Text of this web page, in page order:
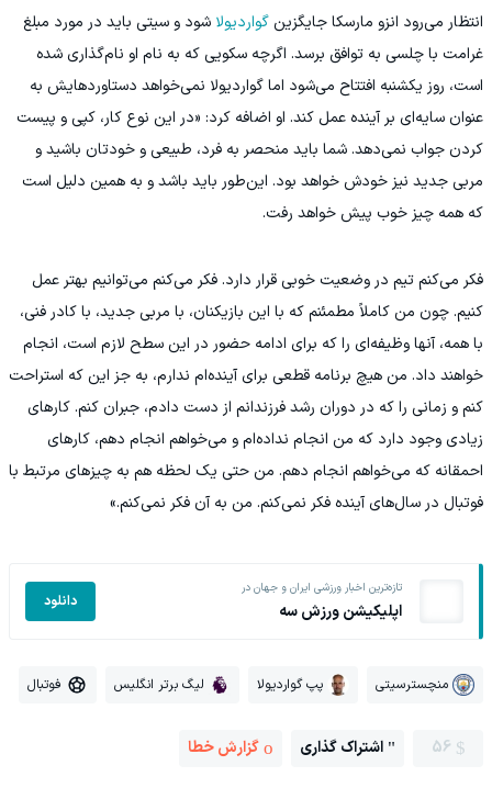
انتظار می‌رود انزو مارسکا جایگزین گواردیولا شود و سیتی باید در مورد مبلغ
غرامت با چلسی به توافق برسد. اگرچه سکویی که به نام او نام‌گذاری شده
است، روز یکشنبه افتتاح می‌شود اما گواردیولا نمی‌خواهد دستاوردهایش به
عنوان سایه‌ای بر آینده عمل کند. او اضافه کرد: «در این نوع کار، کپی و پیست
کردن جواب نمی‌دهد. شما باید منحصر به‌ فرد، طبیعی و خودتان باشید و
مربی جدید نیز خودش خواهد بود. این‌طور باید باشد و به همین دلیل است
که همه چیز خوب پیش خواهد رفت.
فکر می‌کنم تیم در وضعیت خوبی قرار دارد. فکر می‌کنم می‌توانیم بهتر عمل
کنیم. چون من کاملاً مطمئنم که با این بازیکنان، با مربی جدید، با کادر فنی،
با همه، آنها وظیفه‌ای را که برای ادامه حضور در این سطح لازم است، انجام
خواهند داد. من هیچ برنامه قطعی برای آینده‌ام ندارم، به جز این که استراحت
کنم و زمانی را که در دوران رشد فرزندانم از دست دادم، جبران کنم. کارهای
زیادی وجود دارد که من انجام نداده‌ام و می‌خواهم انجام دهم، کارهای
احمقانه که می‌خواهم انجام دهم. من حتی یک لحظه هم به چیزهای مرتبط با
فوتبال در سال‌های آینده فکر نمی‌کنم. من به آن فکر نمی‌کنم.»
تازه‌ترین اخبار ورزشی ایران و جهان در
اپلیکیشن ورزش سه دانلود
منچسترسیتی پپ گواردیولا لیگ برتر انگلیس فوتبال
56 اشتراک گذاری گزارش خطا